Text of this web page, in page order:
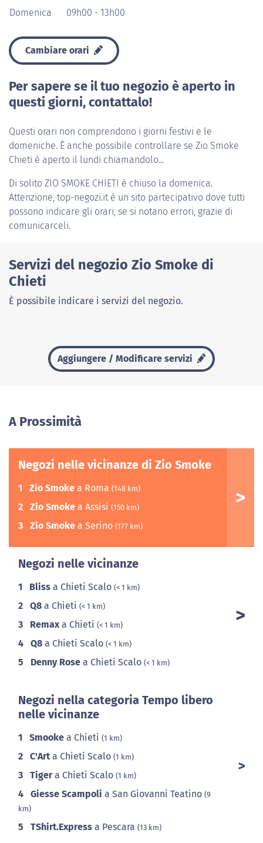
Domenica
09h00 - 13h00
Cambiare orari
Per sapere se il tuo negozio è aperto in
questi giorni, contattalo!
Questi orari non comprendono i giorni festivi e le
domeniche. È anche possibile controllare se Zio Smoke
Chieti è aperto il lundi chiamandolo...
Di solito ZIO SMOKE CHIETI è chiuso la domenica.
Attenzione, top-negozi.it è un sito partecipativo dove tutti
possono indicare gli orari, se si notano errori, grazie di
comunicarceli.
Servizi del negozio Zio Smoke di
Chieti
È possibile indicare i servizi del negozio.
Aggiungere / Modificare servizi
A Prossimità
Negozi nelle vicinanze di Zio Smoke
1 Zio Smoke a Roma (148 km)
2 Zio Smoke a Assisi (150 km)
3 Zio Smoke a Serino (177 km)
Negozi nelle vicinanze
1 Bliss a Chieti Scalo (< 1 km)
2 Q8 a Chieti (< 1 km)
3 Remax a Chieti (< 1 km)
4 Q8 a Chieti Scalo (< 1 km)
5 Denny Rose a Chieti Scalo (< 1 km)
Negozi nella categoria Tempo libero
nelle vicinanze
1 Smooke a Chieti (1 km)
2 C'Art a Chieti Scalo (1 km)
3 Tigera Chieti Scalo (1 km)
4 Giesse Scampoli a San Giovanni Teatino (9
km)
5 TShirt.Express a Pescara (13 km)